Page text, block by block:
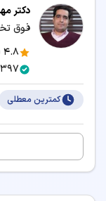
دکتر
4.8
397
کمترین معطلی